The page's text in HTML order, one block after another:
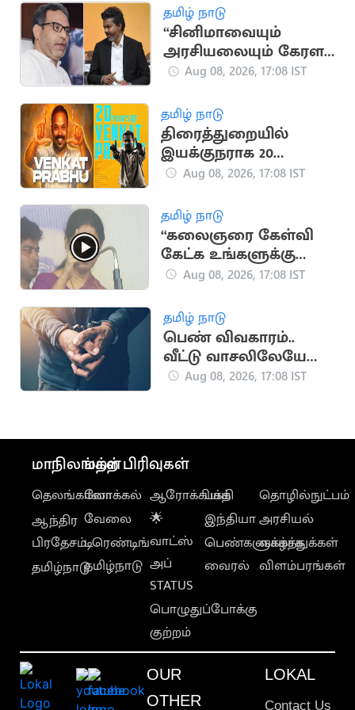
வீரர்கள்
தமிழ் நாடு
“சினிமாவையும்
அரசியலையும் கேரள
மக்கள் பிரித்துப் பார்க்க
Aug 08, 2026, 17:08 IST
தமிழ் நாடு
திரைத்துறையில்
இயக்குநராக 20
ஆண்டுகள் நிறைவு..
நெகிழ்ச்சி பதிவு
Aug 08, 2026, 17:08 IST
தமிழ் நாடு
“கலைஞரை கேள்வி
கேட்க உங்களுக்கு
தகுதியில்லை” -
Aug 08, 2026, 17:08 IST
தமிழ் நாடு
பெண் விவகாரம்..
வீட்டு வாசலிலேயே
ஒருவருக்கு அரிவாள்
Aug 08, 2026, 17:08 IST
மாநிலங்கள்
தெலங்கானா
ஆந்திர
பிரதேசம்
தமிழ்நாடு
மற்ற பிரிவுகள்
லோக்கல்
வேலை
டிரெண்டிங்
தமிழ்நாடு
ஆரோக்கியம்
🌟
வாட்ஸ்
அப்
STATUS
பொழுதுப்போக்கு
குற்றம்
பக்தி
இந்தியா
பெண்களுக்காக
வைரல்
தொழில்நுட்பம்
அரசியல்
வாழ்த்துக்கள்
விளம்பரங்கள்
OUR
OTHER
LOKAL
Contact Us